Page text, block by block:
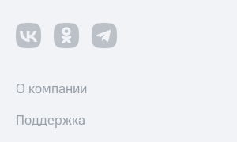
О компании
Поддержка